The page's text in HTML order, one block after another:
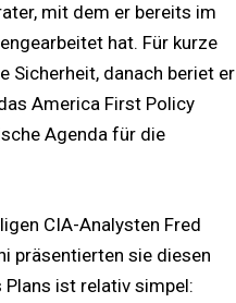
mit dem er bereits im
hat. Für kurze
Sicherheit, danach beriet er
America First Policy
Agenda für die
CIA-Analysten Fred
präsentierten sie diesen
ist relativ simpel: